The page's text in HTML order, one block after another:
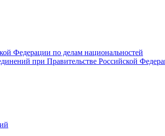
Федерации по делам национальностей
при Правительстве Российской